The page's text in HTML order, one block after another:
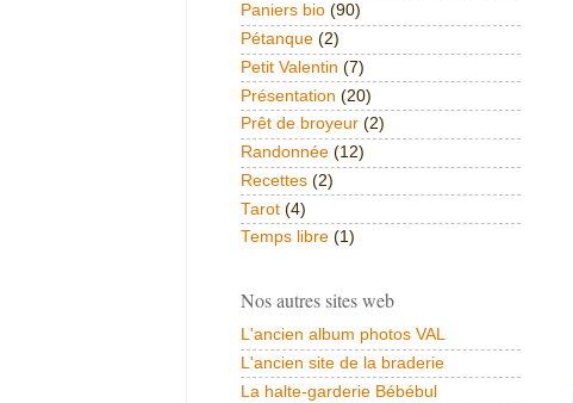
Paniers bio (90)
Pétanque (2)
Petit Valentin (7)
Présentation (20)
Prêt de broyeur (2)
Randonnée (12)
Recettes (2)
Tarot (4)
Temps libre (1)
Nos autres sites web
L'ancien album photos VAL
L'ancien site de la braderie
La halte-garderie Bébébul